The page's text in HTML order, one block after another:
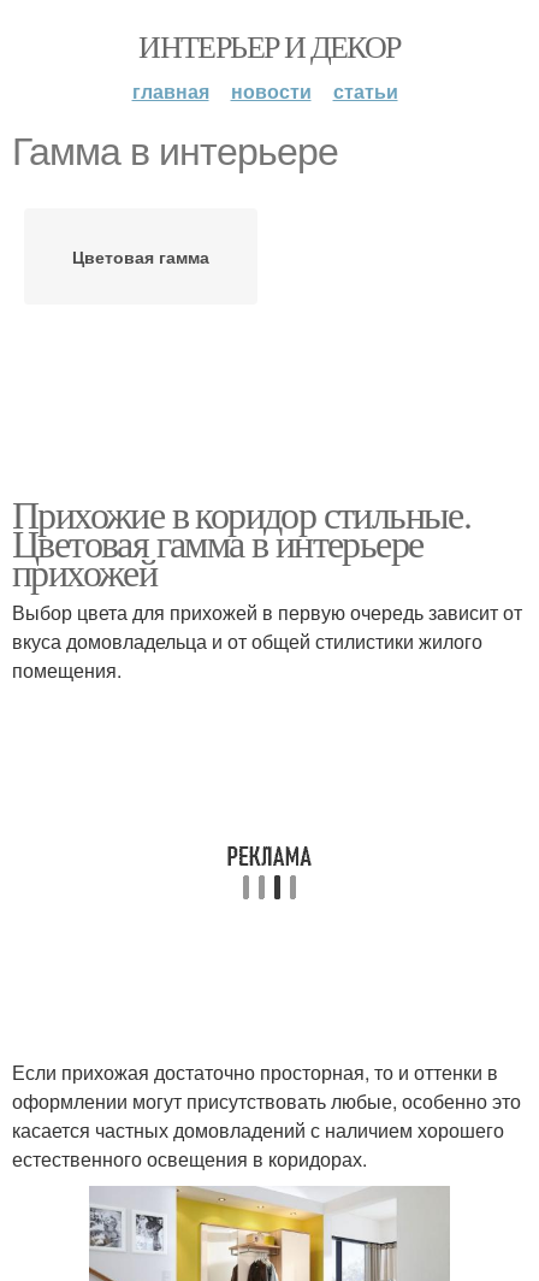
ИНТЕРЬЕР И ДЕКОР
главная новости статьи
Гамма в интерьере
Цветовая гамма
Прихожие в коридор стильные.
Цветовая гамма в интерьере
прихожей
Выбор цвета для прихожей в первую очередь зависит от
вкуса домовладельца и от общей стилистики жилого
помещения.
Если прихожая достаточно просторная, то и оттенки в
оформлении могут присутствовать любые, особенно это
касается частных домовладений с наличием хорошего
естественного освещения в коридорах.